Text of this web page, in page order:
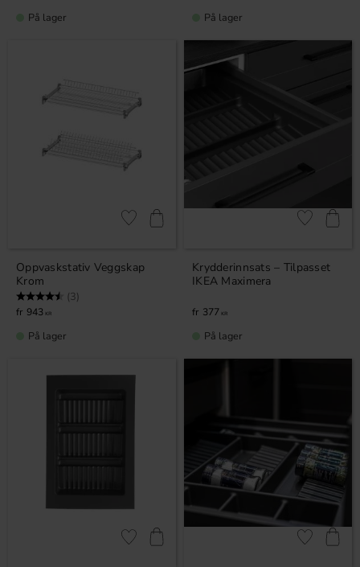
På lager På lager
Oppvaskstativ Veggskap
Krom
Karakter: (3)
943 KR
Lagre som favoritt
På lager
Krydderinnsats – Tilpasset
IKEA Maximera
377 KR
Lagre som
På lager
Lagre som favoritt Lagre som